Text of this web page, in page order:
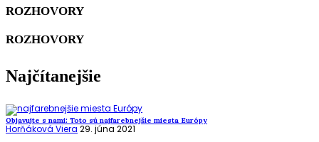
ROZHOVORY
ROZHOVORY
Najčítanejšie
Objavujte s nami: Toto sú najfarebnejšie miesta Európy
Horňáková Viera 29. júna 2021